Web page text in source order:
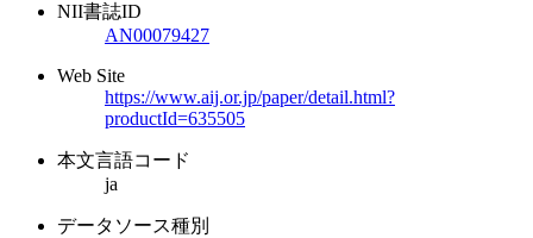
NII書誌ID
AN00079427
Web Site
https://www.aij.or.jp/paper/detail.html?
productId=635505
本文言語コード
ja
データソース種別